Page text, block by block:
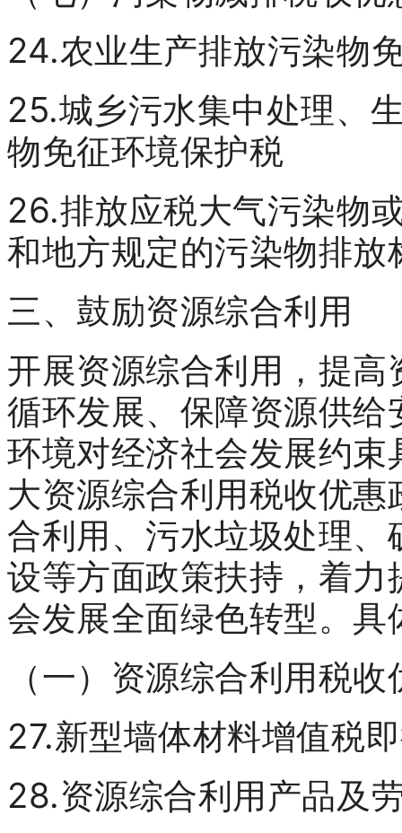
24.农业生产排放污染物
25.城乡污水集中处理、
物免征环境保护税
26.排放应税大气污染物
和地方规定的污染物排
三、鼓励资源综合利用
开展资源综合利用，提
循环发展、保障资源供
环境对经济社会发展约
大资源综合利用税收优
合利用、污水垃圾处理
设等方面政策扶持，着
会发展全面绿色转型。具
（一）资源综合利用税收
27.新型墙体材料增值税
28.资源综合利用产品及